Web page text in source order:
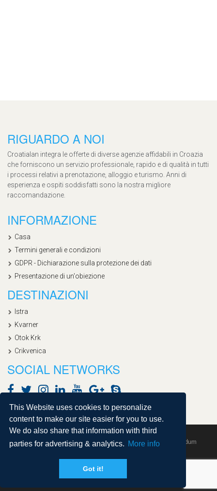
This Website uses cookies to personalize
content to make our site easier for you to use.
We do also share that information with third
parties for advertising & analytics. More info
Got it!
RIGUARDO A NOI
Croatialan integra le offerte di diverse agenzie affidabili in Croazia
che forniscono un servizio professionale, rapido e di qualità in tutti
i processi relativi a prenotazione, alloggio e turismo. Anni di
esperienza e ospiti soddisfatti sono la nostra migliore
raccomandazione.
INFORMAZIONE
Casa
Termini generali e condizioni
GDPR - Dichiarazione sulla protezione dei dati
Presentazione di un'obiezione
DESTINAZIONI
Istra
Kvarner
Otok Krk
Crikvenica
SOCIAL NETWORKS
Copyright © 2020, Croatialan |Sitemap| Powered by Agendum